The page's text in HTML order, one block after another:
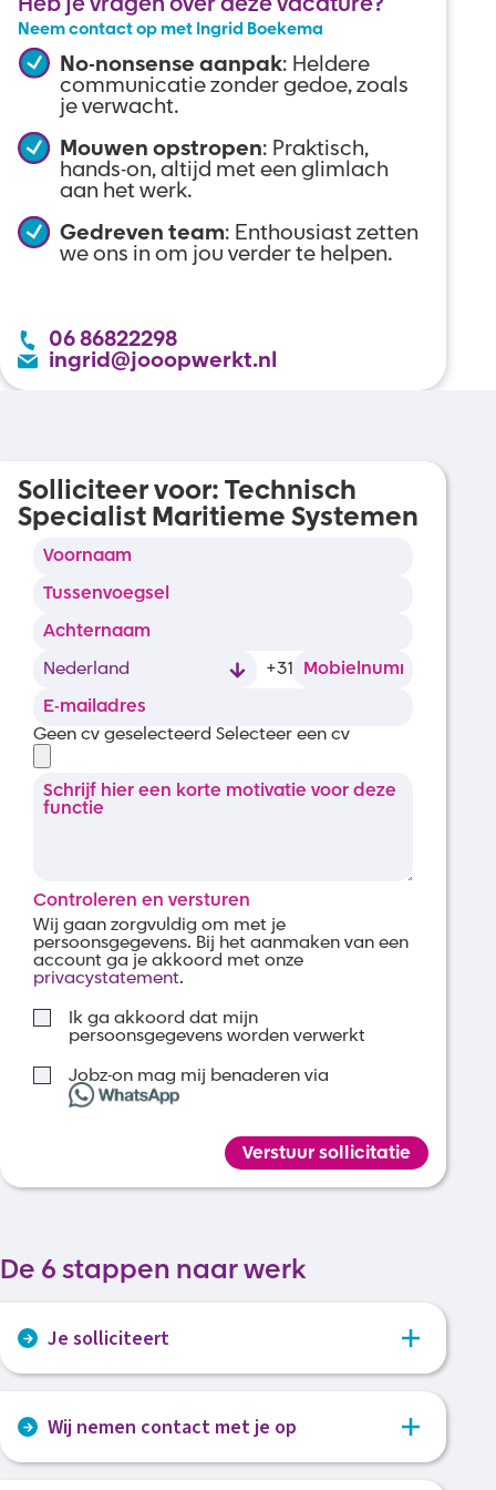
Heb je vragen over deze vacature?
Neem contact op met Ingrid Boekema
No-nonsense aanpak: Heldere
communicatie zonder gedoe, zoals
je verwacht.
Mouwen opstropen: Praktisch,
hands-on, altijd met een glimlach
aan het werk.
Gedreven team: Enthousiast zetten
we ons in om jou verder te helpen.
06 86822298
ingrid@jooopwerkt.nl
Solliciteer voor: Technisch
Specialist Maritieme Systemen
+31
Geen cv geselecteerd Selecteer een cv
Controleren en versturen
Wij gaan zorgvuldig om met je
persoonsgegevens. Bij het aanmaken van een
account ga je akkoord met onze
privacystatement.
Ik ga akkoord dat mijn
persoonsgegevens worden verwerkt
Jobz-on mag mij benaderen via
Verstuur sollicitatie
De 6 stappen naar werk
Je solliciteert
in. Voeg je je cv en eventueel motivatie bij.
Wij nemen contact met je op